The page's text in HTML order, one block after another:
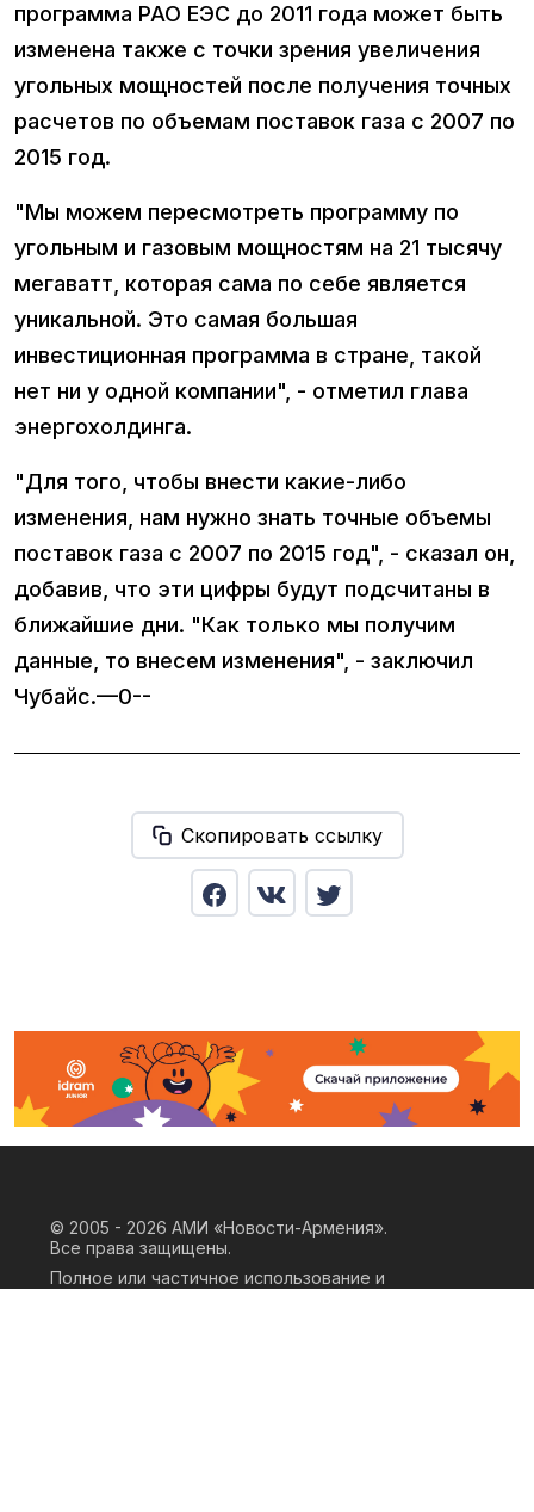
программа РАО ЕЭС до 2011 года может быть
изменена также с точки зрения увеличения
угольных мощностей после получения точных
расчетов по объемам поставок газа с 2007 по
2015 год.
"Мы можем пересмотреть программу по
угольным и газовым мощностям на 21 тысячу
мегаватт, которая сама по себе является
уникальной. Это самая большая
инвестиционная программа в стране, такой
нет ни у одной компании", - отметил глава
энергохолдинга.
"Для того, чтобы внести какие-либо
изменения, нам нужно знать точные объемы
поставок газа с 2007 по 2015 год", - сказал он,
добавив, что эти цифры будут подсчитаны в
ближайшие дни. "Как только мы получим
данные, то внесем изменения", - заключил
Чубайс.—0--
Скопировать ссылку
© 2005 - 2026 АМИ «Новости-Армения».
Все права защищены.
Полное или частичное использование и